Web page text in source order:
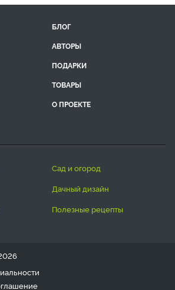
БЛОГ
АВТОРЫ
ПОДАРКИ
ТОВАРЫ
О ПРОЕКТЕ
сад и огород
дачный дизайн
полезные рецепты